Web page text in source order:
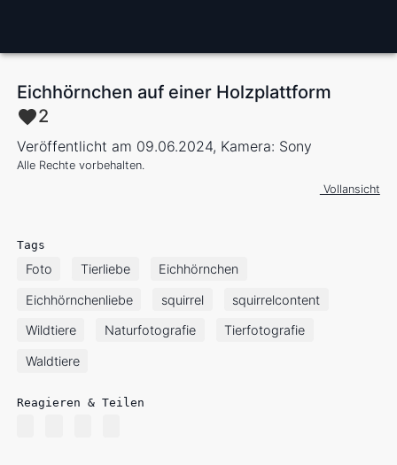
Eichhörnchen auf einer Holzplattform
2
Veröffentlicht am 09.06.2024, Kamera: Sony
Alle Rechte vorbehalten.
Vollansicht
Tags
Foto Tierliebe Eichhörnchen
Eichhörnchenliebe squirrel squirrelcontent
Wildtiere Naturfotografie Tierfotografie
Waldtiere
Reagieren & Teilen